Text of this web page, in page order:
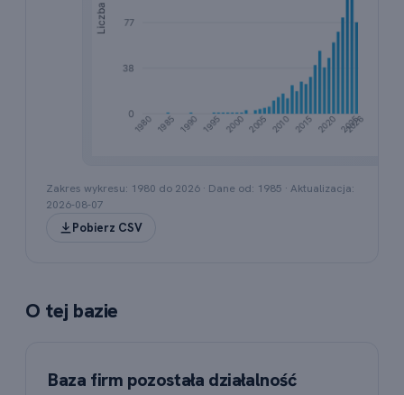
Zakres wykresu: 1980 do 2026 · Dane od: 1985 · Aktualizacja:
2026-08-07
Pobierz CSV
O tej bazie
Baza firm pozostała działalność